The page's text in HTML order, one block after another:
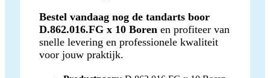
Bestel vandaag nog de tandarts boor
D.862.016.FG x 10 Boren en profiteer van
snelle levering en professionele kwaliteit
voor jouw praktijk.